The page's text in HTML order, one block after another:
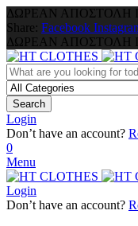
ΔΩΡΕΑΝ ΑΠΟΣΤΟΛΗ
Share: Facebook
ΔΩΡΕΑΝ ΑΠΟΣΤΟΛΗ
Search
Login
Don’t have an account?
0
Menu
Login
Don’t have an account?